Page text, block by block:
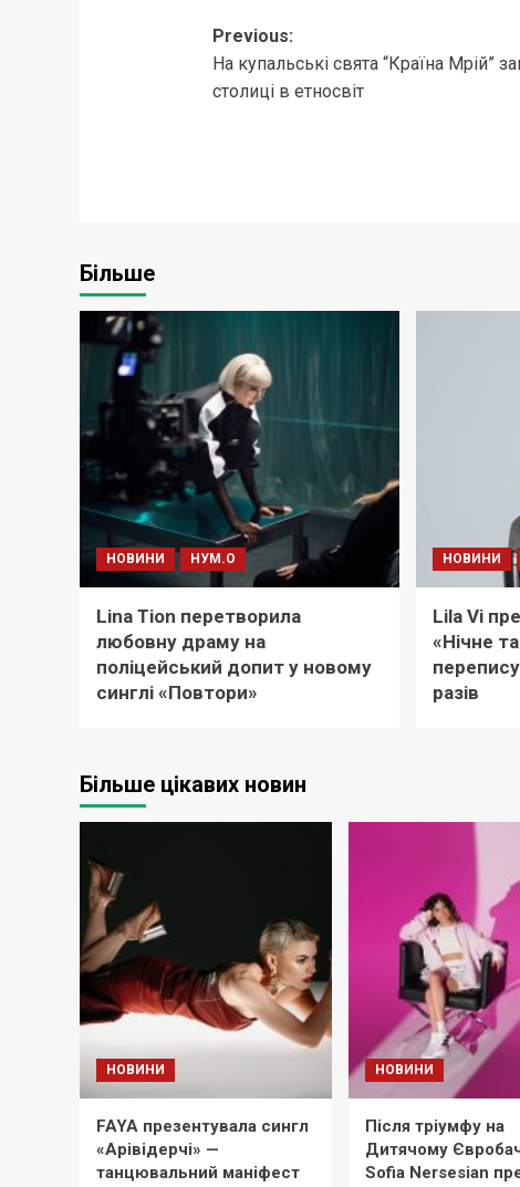
Post
navigation
Previous:
На купальські свята “Країна Мрій”
столиці в етносвіт
Більше
НОВИНИ НУМ.О
Lina Tion перетворила
любовну драму на
поліцейський допит у новому
синглі «Повтори»
НОВИНИ
Lila Vi
«Нічне
разів
Більше цікавих новин
НОВИНИ
FAYA презентувала сингл
«Арівідерчі» —
танцювальний маніфест
НОВИНИ
Після тріумфу на
Дитячому
Sofia Nersesian